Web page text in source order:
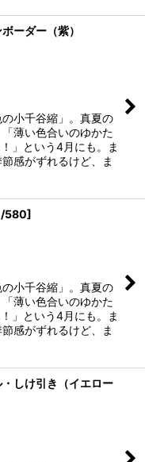
ーダー（紫）
小千谷縮」。真夏の
薄い色合いのゆかた
」という4月にも。ま
感がずれるけど、ま
580]
小千谷縮」。真夏の
薄い色合いのゆかた
」という4月にも。ま
感がずれるけど、ま
しけ引き（イエロー